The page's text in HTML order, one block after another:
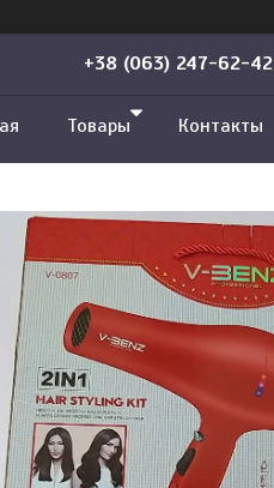
+38 (063) 247-62-
Товары Контакты